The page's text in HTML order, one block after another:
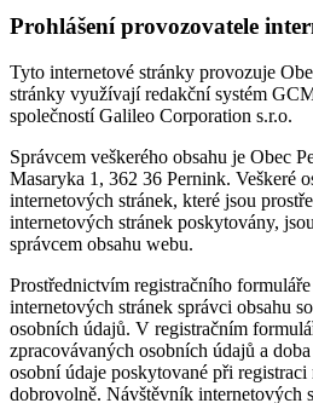
Prohlášení provozovatele
Tyto internetové stránky provozuje
stránky využívají redakční systém
společností Galileo Corporation s.r.o.
Správcem veškerého obsahu je Obec
Masaryka 1, 362 36 Pernink. Veškeré
internetových stránek, které jsou
internetových stránek poskytovány,
správcem obsahu webu.
Prostřednictvím registračního
internetových stránek správci obsahu
osobních údajů. V registračním
zpracovávaných osobních údajů a
osobní údaje poskytované při
dobrovolně. Návštěvník internetových